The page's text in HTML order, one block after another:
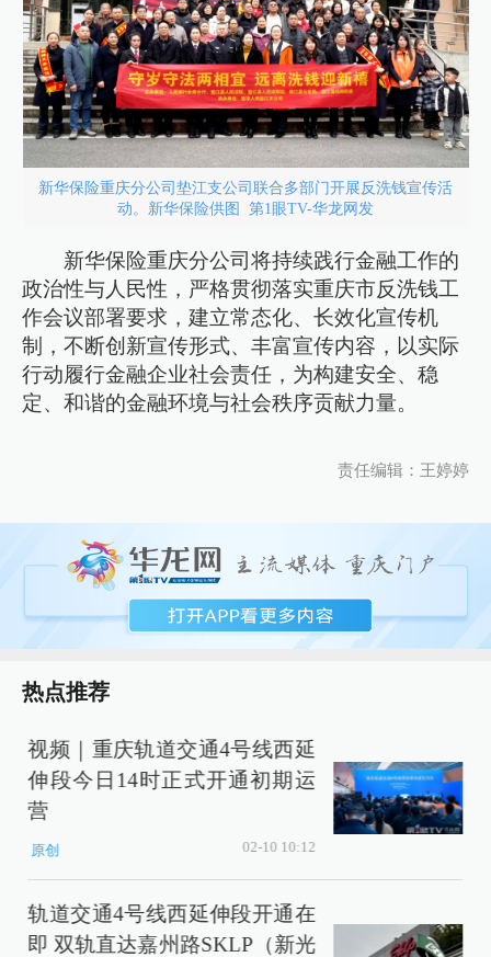
新华保险重庆分公司垫江支公司联合多部门开展反洗钱宣传活
动。新华保险供图 第1眼TV-华龙网发
新华保险重庆分公司将持续践行金融工作的
政治性与人民性，严格贯彻落实重庆市反洗钱工
作会议部署要求，建立常态化、长效化宣传机
制，不断创新宣传形式、丰富宣传内容，以实际
行动履行金融企业社会责任，为构建安全、稳
定、和谐的金融环境与社会秩序贡献力量。
责任编辑：王婷婷
热点推荐
视频｜重庆轨道交通4号线西延
伸段今日14时正式开通初期运
营
原创 02-10 10:12
轨道交通4号线西延伸段开通在
即 双轨直达嘉州路SKLP（新光